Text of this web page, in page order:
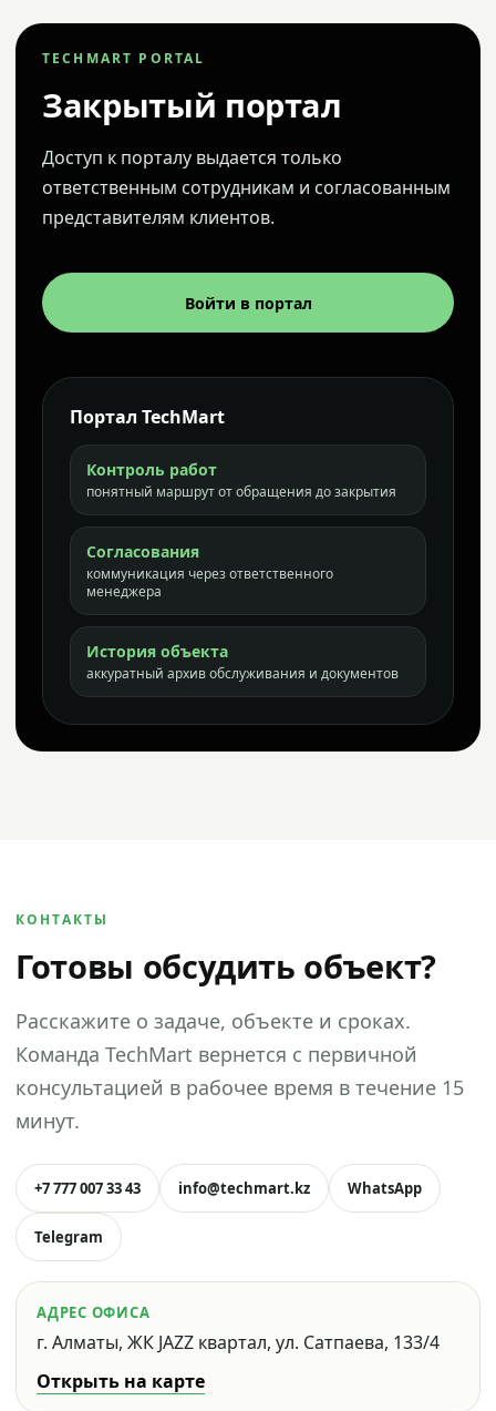
TECHMART PORTAL
Закрытый портал
Доступ к порталу выдается только
ответственным сотрудникам и согласованным
представителям клиентов.
Войти в портал
Портал TechMart
Контроль работ
понятный маршрут от обращения до закрытия
Согласования
коммуникация через ответственного
менеджера
История объекта
аккуратный архив обслуживания и документов
КОНТАКТЫ
Готовы обсудить объект?
Расскажите о задаче, объекте и сроках.
Команда TechMart вернется с первичной
консультацией в рабочее время в течение 15
минут.
+7 777 007 33 43 info@techmart.kz WhatsApp
Telegram
АДРЕС ОФИСА
г. Алматы, ЖК JAZZ квартал, ул. Сатпаева, 133/4
Открыть на карте